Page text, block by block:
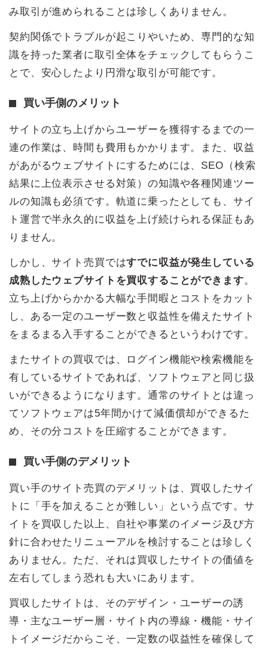
み取引が進められることは珍しくありません。
契約関係でトラブルが起こりやいため、専門的な知
識を持った業者に取引全体をチェックしてもらうこ
とで、安心したより円滑な取引が可能です。
買い手側のメリット
サイトの立ち上げからユーザーを獲得するまでの一
連の作業は、時間も費用もかかります。また、収益
があがるウェブサイトにするためには、SEO（検索
結果に上位表示させる対策）の知識や各種関連ツー
ルの知識も必須です。軌道に乗ったとしても、サイ
ト運営で半永久的に収益を上げ続けられる保証もあ
りません。
しかし、サイト売買ではすでに収益が発生している
成熟したウェブサイトを買収することができます。
立ち上げからかかる大幅な手間暇とコストをカット
し、ある一定のユーザー数と収益性を備えたサイト
をまるまる入手することができるというわけです。
またサイトの買収では、ログイン機能や検索機能を
有しているサイトであれば、ソフトウェアと同じ扱
いができるようになります。通常のサイトとは違っ
てソフトウェアは5年間かけて減価償却ができるた
め、その分コストを圧縮することができます。
買い手側のデメリット
買い手のサイト売買のデメリットは、買収したサイ
トに「手を加えることが難しい」という点です。サ
イトを買収した以上、自社や事業のイメージ及び方
針に合わせたリニューアルを検討することは珍しく
ありません。ただ、それは買収したサイトの価値を
左右してしまう恐れも大いにあります。
買収したサイトは、そのデザイン・ユーザーの誘
導・主なユーザー層・サイト内の導線・機能・サイ
トイメージだからこそ、一定数の収益性を確保して